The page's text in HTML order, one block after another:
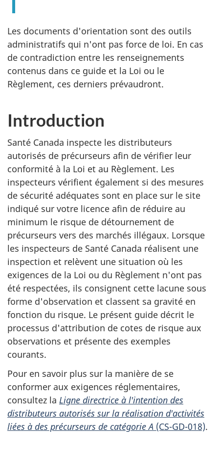
Les documents d'orientation sont des outils
administratifs qui n'ont pas force de loi. En cas
de contradiction entre les renseignements
contenus dans ce guide et la Loi ou le
Règlement, ces derniers prévaudront.
Introduction
Santé Canada inspecte les distributeurs
autorisés de précurseurs afin de vérifier leur
conformité à la Loi et au Règlement. Les
inspecteurs vérifient également si des mesures
de sécurité adéquates sont en place sur le site
indiqué sur votre licence afin de réduire au
minimum le risque de détournement de
précurseurs vers des marchés illégaux. Lorsque
les inspecteurs de Santé Canada réalisent une
inspection et relèvent une situation où les
exigences de la Loi ou du Règlement n'ont pas
été respectées, ils consignent cette lacune sous
forme d'observation et classent sa gravité en
fonction du risque. Le présent guide décrit le
processus d'attribution de cotes de risque aux
observations et présente des exemples
courants.
Pour en savoir plus sur la manière de se
conformer aux exigences réglementaires,
consultez la Ligne directrice à l'intention des
distributeurs autorisés sur la réalisation d'activités
liées à des précurseurs de catégorie A (CS-GD-018).